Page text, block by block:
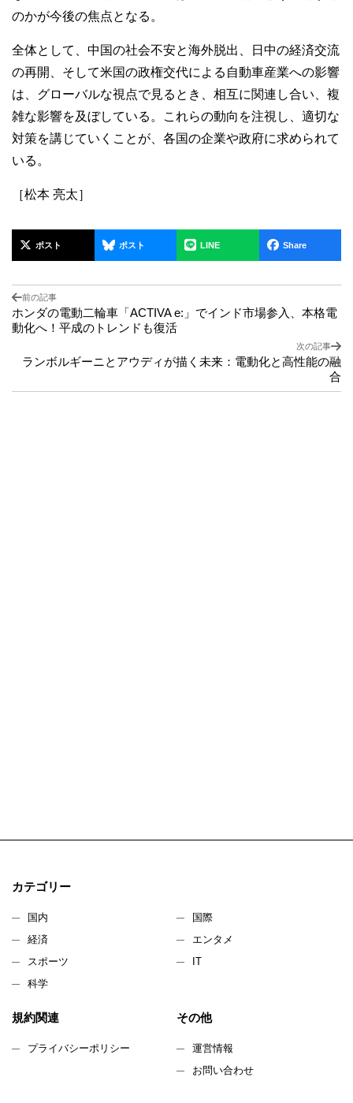
のかが今後の焦点となる。
全体として、中国の社会不安と海外脱出、日中の経済交流
の再開、そして米国の政権交代による自動車産業への影響
は、グローバルな視点で見るとき、相互に関連し合い、複
雑な影響を及ぼしている。これらの動向を注視し、適切な
対策を講じていくことが、各国の企業や政府に求められて
いる。
［松本 亮太］
ポスト ポスト LINE Share
前の記事
ホンダの電動二輪車「ACTIVA e:」でインド市場参入、本格電
動化へ！平成のトレンドも復活
次の記事
ランボルギーニとアウディが描く未来：電動化と高性能の融
合
カテゴリー
国内
国際
経済
エンタメ
スポーツ
IT
科学
規約関連
プライバシーポリシー
その他
運営情報
お問い合わせ